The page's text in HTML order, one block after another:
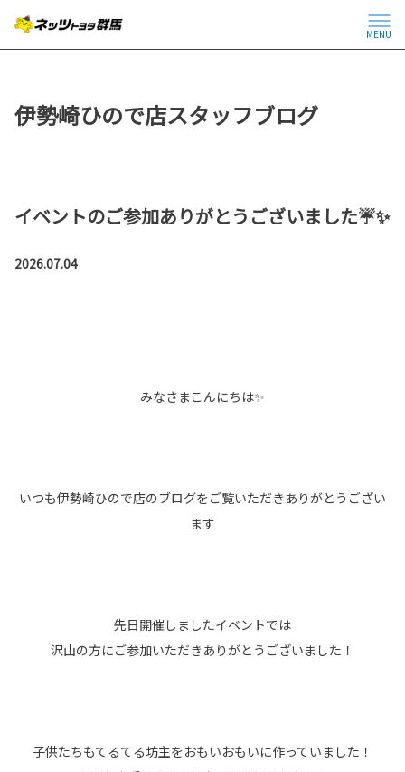
MENU
伊勢崎ひので店スタッフブログ
イベントのご参加ありがとうございました☔✨
2026.07.04
みなさまこんにちは✨
いつも伊勢崎ひので店のブログをご覧いただきありがとうござい
ます
先日開催しましたイベントでは
沢山の方にご参加いただきありがとうございました！
子供たちもてるてる坊主をおもいおもいに作っていました！